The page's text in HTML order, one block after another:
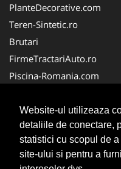
Website-ul utilizeaza
detaliile de conectare,
statistici cu scopul de
site-ului si pentru a
PlanteDecorative.com
Teren-Sintetic.ro
Brutari
FirmeTractariAuto.ro
Piscina-Romania.com
Curatenie-Generala.com
Alpinist-Utilitar.com
FirmeDeCuratenie.ro
ServiciiAlpinism.ro